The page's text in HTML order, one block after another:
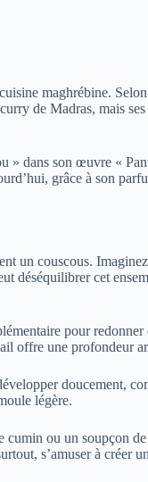
maghrébine.
de Madras, mais
» dans son œuvre «
grâce à son
un couscous.
déséquilibrer cet
pour
offre une profondeur
doucement,
légère.
ou un soupçon
s’amuser à créer